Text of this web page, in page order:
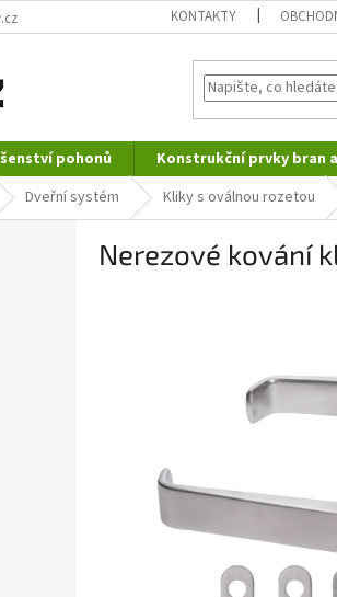
KONTAKTY
pohonů Konstrukční prvky bran
materiál
Dveřní systém Kliky s oválnou rozetou
Nerezové kování